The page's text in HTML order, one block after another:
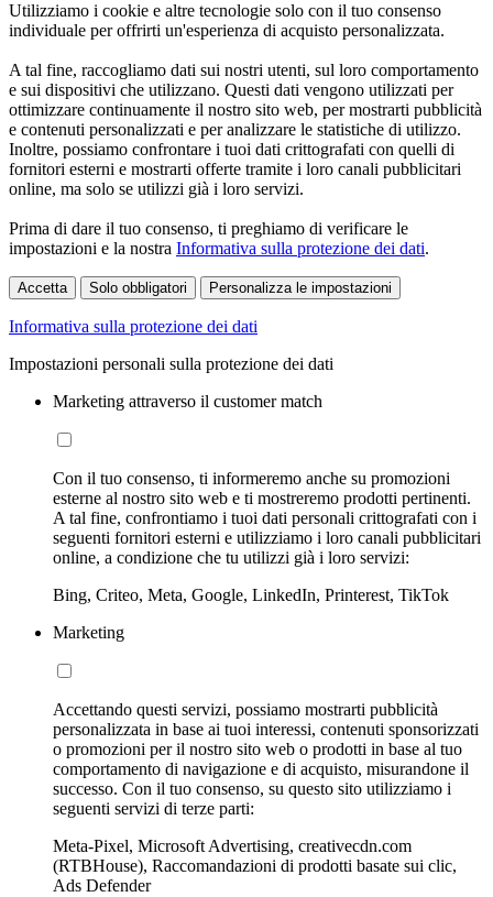
Utilizziamo i cookie e altre tecnologie solo con il tuo consenso
individuale per offrirti un'esperienza di acquisto personalizzata.
A tal fine, raccogliamo dati sui nostri utenti, sul loro comportamento
e sui dispositivi che utilizzano. Questi dati vengono utilizzati per
ottimizzare continuamente il nostro sito web, per mostrarti pubblicità
e contenuti personalizzati e per analizzare le statistiche di utilizzo.
Inoltre, possiamo confrontare i tuoi dati crittografati con quelli di
fornitori esterni e mostrarti offerte tramite i loro canali pubblicitari
online, ma solo se utilizzi già i loro servizi.
Prima di dare il tuo consenso, ti preghiamo di verificare le
impostazioni e la nostra Informativa sulla protezione dei dati.
Accetta Solo obbligatori Personalizza le impostazioni
Informativa sulla protezione dei dati
Impostazioni personali sulla protezione dei dati
Marketing attraverso il customer match
Con il tuo consenso, ti informeremo anche su promozioni
esterne al nostro sito web e ti mostreremo prodotti pertinenti.
A tal fine, confrontiamo i tuoi dati personali crittografati con i
seguenti fornitori esterni e utilizziamo i loro canali pubblicitari
online, a condizione che tu utilizzi già i loro servizi:
Bing, Criteo, Meta, Google, LinkedIn, Printerest, TikTok
Marketing
Accettando questi servizi, possiamo mostrarti pubblicità
personalizzata in base ai tuoi interessi, contenuti sponsorizzati
o promozioni per il nostro sito web o prodotti in base al tuo
comportamento di navigazione e di acquisto, misurandone il
successo. Con il tuo consenso, su questo sito utilizziamo i
seguenti servizi di terze parti:
Meta-Pixel, Microsoft Advertising, creativecdn.com
(RTBHouse), Raccomandazioni di prodotti basate sui clic,
Ads Defender